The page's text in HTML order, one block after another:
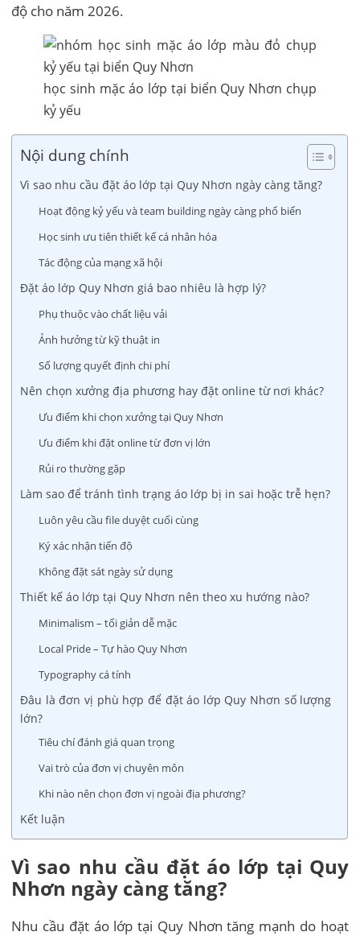
độ cho năm 2026.
học sinh mặc áo lớp tại biển Quy Nhơn chụp
kỷ yếu
Nội dung chính
Vì sao nhu cầu đặt áo lớp tại Quy Nhơn ngày càng tăng?
Hoạt động kỷ yếu và team building ngày càng phổ biến
Học sinh ưu tiên thiết kế cá nhân hóa
Tác động của mạng xã hội
Đặt áo lớp Quy Nhơn giá bao nhiêu là hợp lý?
Phụ thuộc vào chất liệu vải
Ảnh hưởng từ kỹ thuật in
Số lượng quyết định chi phí
Nên chọn xưởng địa phương hay đặt online từ nơi khác?
Ưu điểm khi chọn xưởng tại Quy Nhơn
Ưu điểm khi đặt online từ đơn vị lớn
Rủi ro thường gặp
Làm sao để tránh tình trạng áo lớp bị in sai hoặc trễ hẹn?
Luôn yêu cầu file duyệt cuối cùng
Ký xác nhận tiến độ
Không đặt sát ngày sử dụng
Thiết kế áo lớp tại Quy Nhơn nên theo xu hướng nào?
Minimalism – tối giản dễ mặc
Local Pride – Tự hào Quy Nhơn
Typography cá tính
Đâu là đơn vị phù hợp để đặt áo lớp Quy Nhơn số lượng
lớn?
Tiêu chí đánh giá quan trọng
Vai trò của đơn vị chuyên môn
Khi nào nên chọn đơn vị ngoài địa phương?
Kết luận
Vì sao nhu cầu đặt áo lớp tại Quy
Nhơn ngày càng tăng?
Nhu cầu đặt áo lớp tại Quy Nhơn tăng mạnh do hoạt